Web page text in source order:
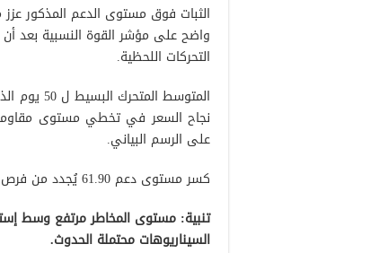
الثبات فوق مستوى الدعم المذكور
واضح على مؤشر القوة النسبية بعد
التحركات اللحظية.
على الرسم البياني.
كسر مستوى دعم 61.90 يُجدد من فرص سيطرة الإتجاة الهابط بهدف إعادة إختبار مستويات الدعم السابقة.
تنبية: مستوى المخاطر مرتفع وسط
السيناريوهات محتملة الحدوث.